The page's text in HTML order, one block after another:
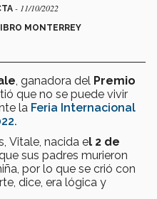
- 11/10/2022
MONTERREY
, ganadora del Premio
que no se puede vivir
la Feria Internacional
Vitale, nacida el 2 de
sus padres murieron
por lo que se crió con
dice, era lógica y